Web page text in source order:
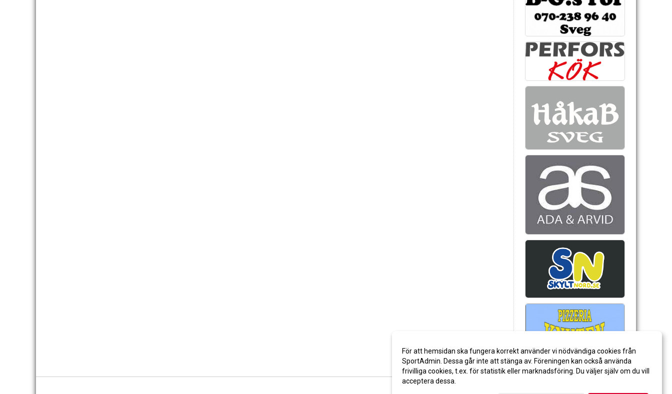
För att hemsidan ska fungera korrekt använder vi nödvändiga cookies från
SportAdmin. Dessa går inte att stänga av. Föreningen kan också använda
frivilliga cookies, t.ex. för statistik eller marknadsföring. Du väljer själv om du vill
acceptera dessa.